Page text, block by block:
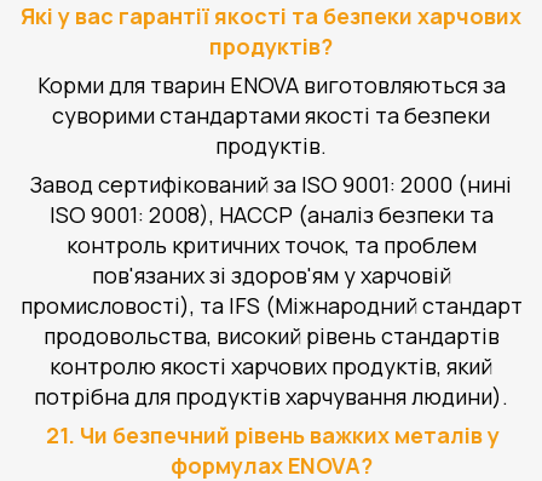
Які у вас гарантії якості та безпеки харчових
продуктів?
Корми для тварин ENOVA виготовляються за
суворими стандартами якості та безпеки
продуктів.
Завод сертифікований за ISO 9001: 2000 (нині
ISO 9001: 2008), HACCP (аналіз безпеки та
контроль критичних точок, та проблем
пов'язаних зі здоров'ям у харчовій
промисловості), та IFS (Міжнародний стандарт
продовольства, високий рівень стандартів
контролю якості харчових продуктів, який
потрібна для продуктів харчування людини).
21. Чи безпечний рівень важких металів у
формулах ENOVA?